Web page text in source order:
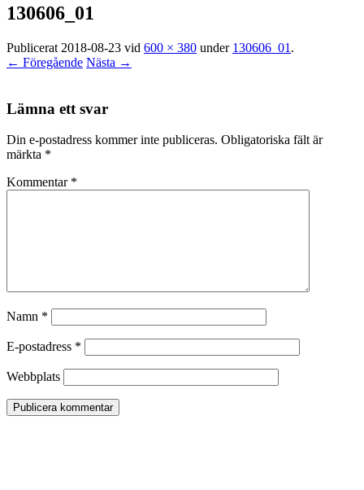
130606_01
Publicerat 2018-08-23 vid 600 × 380 under 130606_01 .
← Föregående Nästa →
Lämna ett svar
Din e-postadress kommer inte publiceras. Obligatoriska fält är
märkta *
Kommentar *
Namn *
E-postadress *
Webbplats